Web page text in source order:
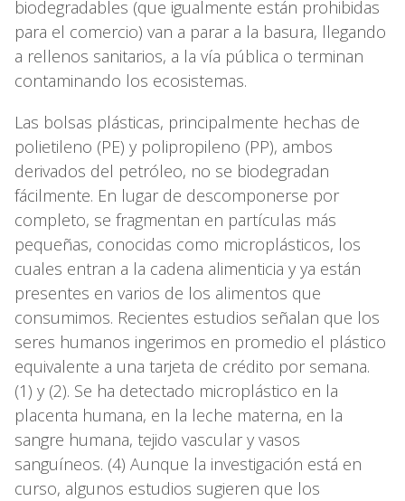
biodegradables (que igualmente están prohibidas
para el comercio) van a parar a la basura, llegando
a rellenos sanitarios, a la vía pública o terminan
contaminando los ecosistemas.
Las bolsas plásticas, principalmente hechas de
polietileno (PE) y polipropileno (PP), ambos
derivados del petróleo, no se biodegradan
fácilmente. En lugar de descomponerse por
completo, se fragmentan en partículas más
pequeñas, conocidas como microplásticos, los
cuales entran a la cadena alimenticia y ya están
presentes en varios de los alimentos que
consumimos. Recientes estudios señalan que los
seres humanos ingerimos en promedio el plástico
equivalente a una tarjeta de crédito por semana.
(1) y (2). Se ha detectado microplástico en la
placenta humana, en la leche materna, en la
sangre humana, tejido vascular y vasos
sanguíneos. (4) Aunque la investigación está en
curso, algunos estudios sugieren que los